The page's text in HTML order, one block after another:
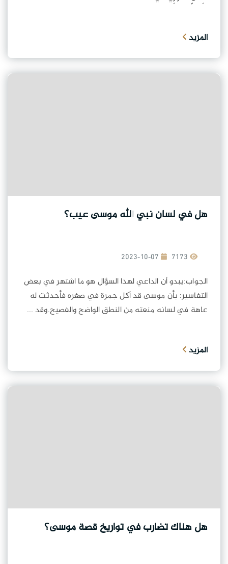
المزيد
هل في لسان نبي الله موسى عيب؟
2023-10-07
الجواب:يبدو أن الداعي لهذا السؤال هو ما اشتهر في بعض
التفاسير: بأن موسى قد أكل جمرة في صغره فأحدثت له
عاهة في لسانه منعته من النطق الواضح والفصيح.وقد ...
المزيد
هل هناك تضارب في تواريخ قصة موسى؟